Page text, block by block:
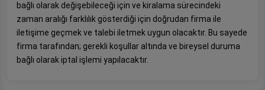
bağlı olarak değişebileceği için ve kiralama sürecindeki
zaman aralığı farklılık gösterdiği için doğrudan firma ile
iletişime geçmek ve talebi iletmek uygun olacaktır. Bu sayede
firma tarafından; gerekli koşullar altında ve bireysel duruma
bağlı olarak iptal işlemi yapılacaktır.